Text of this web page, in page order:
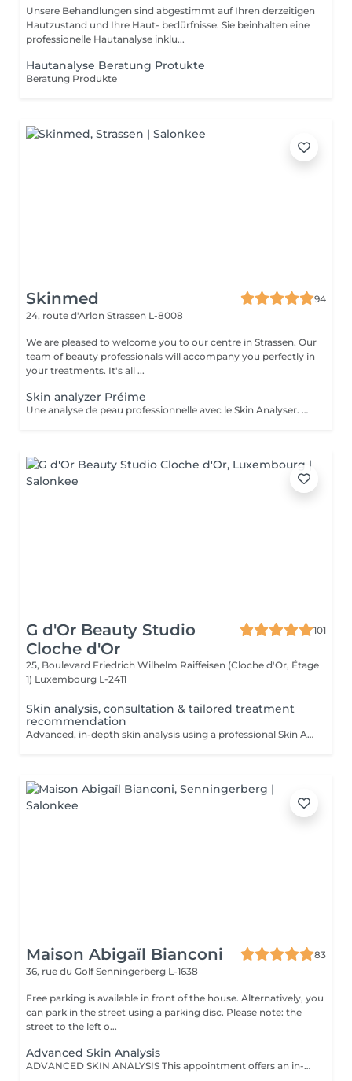
Unsere Behandlungen sind abgestimmt auf Ihren derzeitigen
Hautzustand und Ihre Haut- bedürfnisse. Sie beinhalten eine
professionelle Hautanalyse inklu...
Hautanalyse Beratung Protukte
Beratung Produkte
Skinmed
94
24, route d'Arlon Strassen L-8008
We are pleased to welcome you to our centre in Strassen. Our
team of beauty professionals will accompany you perfectly in
your treatments. It's all ...
Skin analyzer Préime
Une analyse de peau professionnelle avec le Skin Analyser. Offrez à votre peau le diagnostic qu'elle mérite grâce à notre Skin Analyser de haute technologie. Dans notre salon, nous utilisons un appareil de pointe pour réaliser une analyse complète et précise de votre peau : hydratation, élasticité, texture, taches pigmentaires, pores dilatés, rides, sébum rien n'échappe à notre expertise. Comment ça se passe ? -Un diagnostic rapide et indolore -Des résultats instantanés sur écran -Un bilan complet et des conseils sur mesure Objectif : comprendre votre peau en profondeur pour optimiser vos soins esthétiques. Offre exclusive : le diagnostic Skin Analyzer vous est remboursé lors de votre premier traitement de la cure de soins proposée !
G d'Or Beauty Studio
Cloche d'Or
101
25, Boulevard Friedrich Wilhelm Raiffeisen (Cloche d'Or, Étage
1) Luxembourg L-2411
Skin analysis, consultation & tailored treatment
recommendation
Advanced, in-depth skin analysis using a professional Skin Analyzer, followed by a personalised consultation and tailored treatment recommendations.
Maison Abigaïl Bianconi
83
36, rue du GolfSenningerberg L-1638
Free parking is available in front of the house. Alternatively, you
can park in the street using a parking disc. Please note: the
street to the left o...
Advanced Skin Analysis
ADVANCED SKIN ANALYSIS This appointment offers an in-depth skin analysis, combining professional expertise with technology-assisted diagnostics. With this analysis tool, it is possible to precisely observe the skin's true condition and identify various concerns such as dehydration, sensitivity, imperfections, enlarged pores, pigmentation spots, UV damage, or early signs of aging. This approach goes beyond traditional observation, providing a reliable and accurate diagnosis. At the end of the appointment, a personalized care plan is proposed to guide you toward the most appropriate treatments or protocols. An essential appointment to better understand your skin and implement a targeted, coherent, and effective skincare strategy. DEDUCTIBLE WHEN STARTING A PROTOCOL OR PURCHASING SUITABLE PRODUCTS (from 3 products).